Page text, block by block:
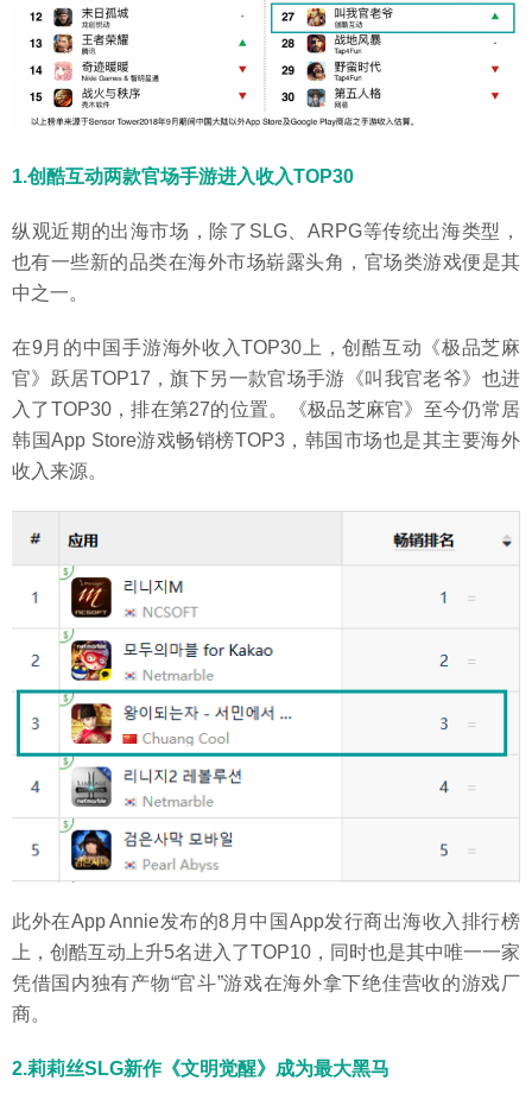
1.创酷互动两款官场手游进入收入TOP30
纵观近期的出海市场，除了SLG、ARPG等传统出海类型，
也有一些新的品类在海外市场崭露头角，官场类游戏便是其
中之一。
在9月的中国手游海外收入TOP30上，创酷互动《极品芝麻
官》跃居TOP17，旗下另一款官场手游《叫我官老爷》也进
入了TOP30，排在第27的位置。《极品芝麻官》至今仍常居
韩国App Store游戏畅销榜TOP3，韩国市场也是其主要海外
收入来源。
此外在App Annie发布的8月中国App发行商出海收入排行榜
上，创酷互动上升5名进入了TOP10，同时也是其中唯一一家
凭借国内独有产物“官斗”游戏在海外拿下绝佳营收的游戏厂
商。
2.莉莉丝SLG新作《文明觉醒》成为最大黑马